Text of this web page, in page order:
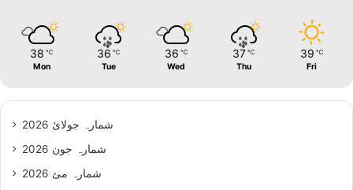
38 ℃
Mon
36 ℃
Tue
36 ℃
Wed
37 ℃
Thu
39 ℃
Fri
شمارہ جولائ 2026
شمارہ جون 2026
شمارہ مئ 2026